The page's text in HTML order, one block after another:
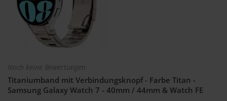
Noch keine Bewertungen
Titaniumband mit Verbindungsknopf - Farbe Titan -
Samsung Galaxy Watch 7 - 40mm / 44mm & Watch FE